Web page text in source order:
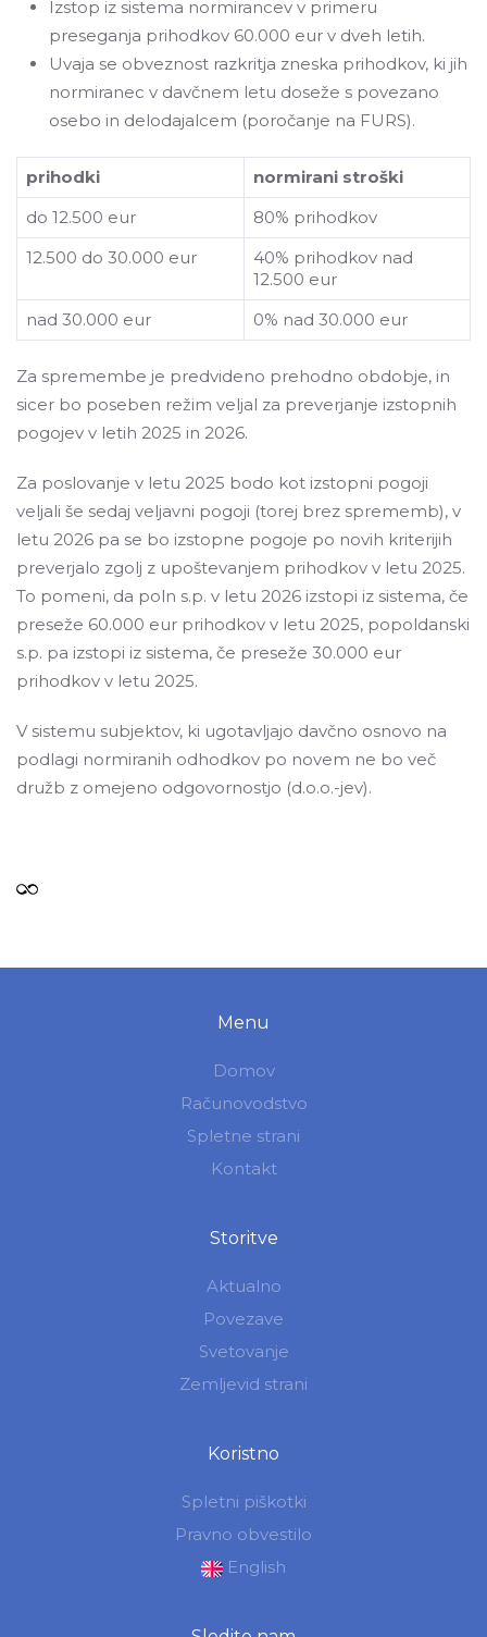
Izstop iz sistema normirancev v primeru
preseganja prihodkov 60.000 eur v dveh letih.
Uvaja se obveznost razkritja zneska prihodkov, ki jih
normiranec v davčnem letu doseže s povezano
osebo in delodajalcem (poročanje na FURS).
prihodki
normirani stroški
do 12.500 eur
80% prihodkov
12.500 do 30.000 eur
40% prihodkov nad
12.500 eur
nad 30.000 eur
0% nad 30.000 eur
Za spremembe je predvideno prehodno obdobje, in
sicer bo poseben režim veljal za preverjanje izstopnih
pogojev v letih 2025 in 2026.
Za poslovanje v letu 2025 bodo kot izstopni pogoji
veljali še sedaj veljavni pogoji (torej brez sprememb), v
letu 2026 pa se bo izstopne pogoje po novih kriterijih
preverjalo zgolj z upoštevanjem prihodkov v letu 2025.
To pomeni, da poln s.p. v letu 2026 izstopi iz sistema, če
preseže 60.000 eur prihodkov v letu 2025, popoldanski
s.p. pa izstopi iz sistema, če preseže 30.000 eur
prihodkov v letu 2025.
V sistemu subjektov, ki ugotavljajo davčno osnovo na
podlagi normiranih odhodkov po novem ne bo več
družb z omejeno odgovornostjo (d.o.o.-jev).
Menu
Domov
Računovodstvo
Spletne strani
Kontakt
Storitve
Aktualno
Povezave
Svetovanje
Zemljevid strani
Koristno
Spletni piškotki
Pravno obvestilo
English